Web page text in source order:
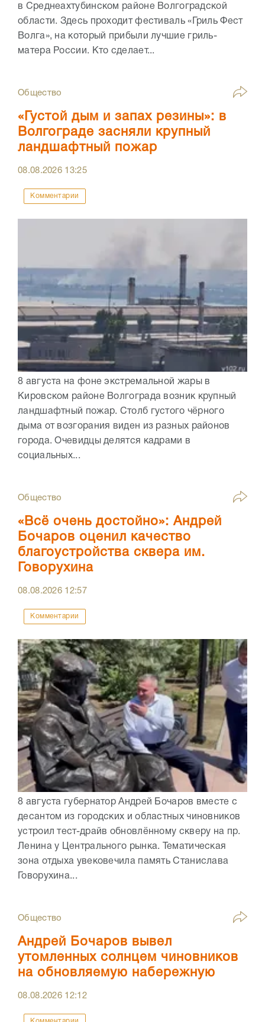
в Среднеахтубинском районе Волгоградской
области. Здесь проходит фестиваль «Гриль Фест
Волга», на который прибыли лучшие гриль-
матера России. Кто сделает...
Общество
«Густой дым и запах резины»: в
Волгограде засняли крупный
ландшафтный пожар
08.08.2026 13:25
Комментарии
8 августа на фоне экстремальной жары в
Кировском районе Волгограда возник крупный
ландшафтный пожар. Столб густого чёрного
дыма от возгорания виден из разных районов
города. Очевидцы делятся кадрами в
социальных...
Общество
«Всё очень достойно»: Андрей
Бочаров оценил качество
благоустройства сквера им.
Говорухина
08.08.2026 12:57
Комментарии
8 августа губернатор Андрей Бочаров вместе с
десантом из городских и областных чиновников
устроил тест-драйв обновлённому скверу на пр.
Ленина у Центрального рынка. Тематическая
зона отдыха увековечила память Станислава
Говорухина...
Общество
Андрей Бочаров вывел
утомленных солнцем чиновников
на обновляемую набережную
08.08.2026 12:12